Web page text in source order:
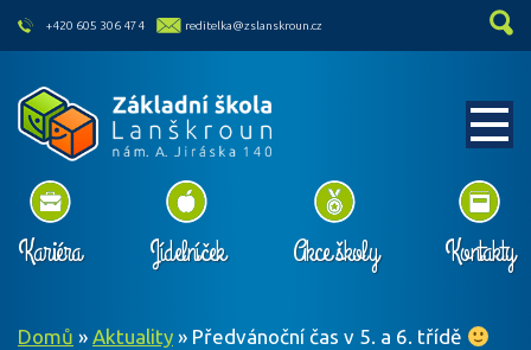
skip to main content
+420 605 306 474 reditelka@zslanskroun.cz
Kariéra Jídelníček Akce školy Kontakty
Domů » Aktuality » Předvánoční čas v 5. a 6. třídě